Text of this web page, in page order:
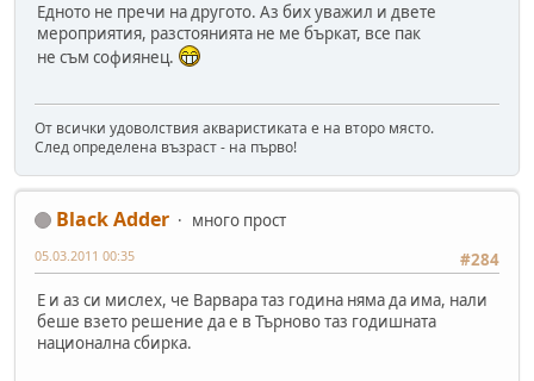
Едното не пречи на другото. Аз бих уважил и двете
мероприятия, разстоянията не ме бъркат, все пак
не съм софиянец.
От всички удоволствия акваристиката е на второ място.
След определена възраст - на първо!
Black Adder
много прост
#284
05.03.2011 00:35
Е и аз си мислех, че Варвара таз година няма да има, нали
беше взето решение да е в Търново таз годишната
национална сбирка.